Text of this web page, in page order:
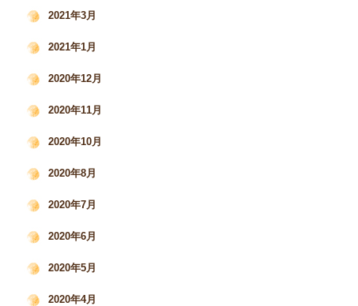
2021年3月
2021年1月
2020年12月
2020年11月
2020年10月
2020年8月
2020年7月
2020年6月
2020年5月
2020年4月